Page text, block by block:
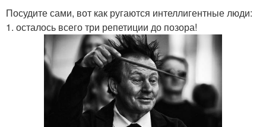
Посудите сами, вот как ругаются интеллигентные люди:
1. осталось всего три репетиции до позора!